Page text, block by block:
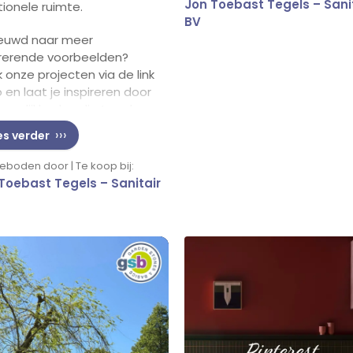
ruimte.
naar meer
voorbeelden?
onze projecten via de link
en laat je inspireren door
voor jouw interieur!
verder
door | Te koop bij:
Tegels – Sanitair
Jon Toebast Tegels –
BV